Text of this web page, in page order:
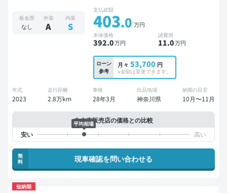
ックモニター 全方位カメラ ドライブレコーダー 衝突軽減
両側電動スライドドア 7人乗り
板金歴
なし
外装
A
内装
S
支払総額
403.0 万円
本体価格
392.0万円
諸費用
11.0万円
ローン
参考
月々 53,700 円
※金額は変更できます。
年式
2023
走行距離
2.8万km
車検
28年3月
出品地域
神奈川県
納期の目安
10月〜11月
中古車販売店の価格との比較
平均相場
無
料
現車確認を問い合わせる
短納期